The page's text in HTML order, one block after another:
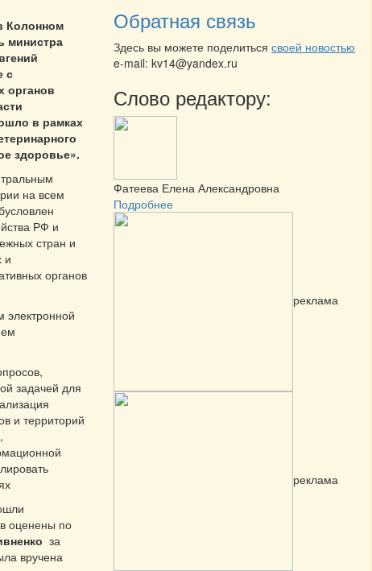
Колонном
министра
с
органов
в рамках
здоровье».
на всем
РФ и
стран и
и
органов
электронной
задачей для
и территорий
оценены по
за
вручена
Обратная связь
Здесь вы можете поделиться своей новостью
e-mail: kv14@yandex.ru
Слово редактору:
Фатеева Елена Александровна
Подробнее
реклама
реклама